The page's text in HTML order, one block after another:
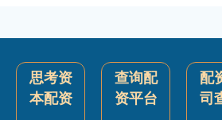
思考资
本配资
查询配
资平台
配
司